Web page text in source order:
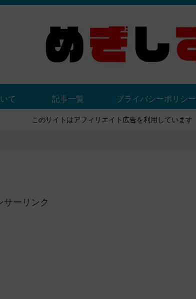
て 記事一覧 プライバシーポリシー
このサイトはアフィリエイト広告を利用しています
サーリンク